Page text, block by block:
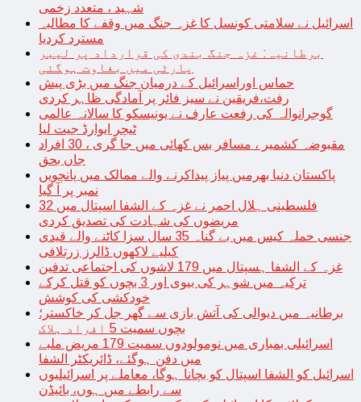
شہید ، متعدد زخمی
اسرائیل نے سلامتی کونسل کا غزہ جنگ میں وقفے کا مطالبہ
مسترد کردیا
برطانیہ: غزہ جنگ بندی کی قرارداد پر لیبر
پارٹی میں بغاوت ہوگئی
حماس اوراسرائیل کے درمیان جنگ میں بڑی پیش
رفت،فریقین نے سیز فائر پر آمادگی ظاہر کردی
گوجرانوالہ کی رفعت عارف نے یونیسکو کا سالانہ عالمی
ٹیچر ایوارڈ جیت لیا
مقبوضہ کشمیر ، مسافر بس کھائی میں جا گری ، 30 افراد
جاں بحق
پاکستان دنیا بھرمیں پیاز پیداکرنے والے ممالک میں پانچویں
نمبر پر آ گیا
فلسطینی ہلال احمر نے غزہ کے الشفا اسپتال میں 32
مریضوں کی شہادت کی تصدیق کردی
جنسی حملہ کیس میں بے گناہ 35 سال سزا کاٹنے والے قیدی
کیلیے لاکھوں ڈالرز زرتلافی
غزہ کے الشفا ہسپتال میں 179 لاشوں کی اجتماعی تدفین
ترکیہ میں شوہر کی بیوی اور 3 بچوں کو قتل کرکے
خودکشی کی کوشش
برطانیہ میں دیوالی کی آتش بازی سے گھر جل کر خاکستر؛
بچوں سمیت 5 افراد ہلاک
اسرائیلی بمباری میں نومولودوں سمیت 179 مریض ملبے
میں دفن ہوگئے، ڈائریکٹر الشفا
اسرائیل کو الشفا اسپتال کو بچانا ہوگا، معاملے پر اسرائیلیوں
سے رابطے میں ہوں، بائیڈن